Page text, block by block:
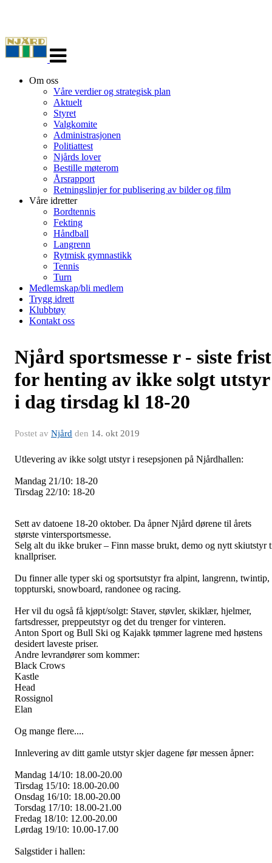
navigasjon
Om oss
Våre verdier og strategisk plan
Aktuelt
Styret
Valgkomite
Administrasjonen
Politiattest
Njårds lover
Bestille møterom
Årsrapport
Retningslinjer for publisering av bilder og film
Våre idretter
Bordtennis
Fekting
Håndball
Langrenn
Rytmisk gymnastikk
Tennis
Turn
Medlemskap/bli medlem
Trygg idrett
Klubbtøy
Kontakt oss
Njård sportsmesse r - siste frist
for henting av ikke solgt utstyr
i dag tirsdag kl 18-20
Postet av Njård den 14. okt 2019
Utlevering av ikke solgt utstyr i resepsjonen på Njårdhallen:
Mandag 21/10: 18-20
Tirsdag 22/10: 18-20
Sett av datoene 18-20 oktober. Da åpner Njård dørene til årets
største vintersportsmesse.
Selg alt du ikke bruker – Finn masse brukt, demo og nytt skiutstyr
knallpriser.
Du finner alle typer ski og sportsutstyr fra alpint, langrenn, twintip,
toppturski, snowboard, randonee og racing.
Her vil du også få kjøpt/solgt: Staver, støvler, skiklær, hjelmer,
fartsdresser, preppeutstyr og det du trenger for vinteren.
Anton Sport og Bull Ski og Kajakk tømmer lagrene med høstens
desidert laveste priser.
Andre levrandører som kommer:
Black Crows
Kastle
Head
Rossignol
Elan
Og mange flere....
Innlevering av ditt gamle utstyr skjer dagene før messen åpner:
Mandag 14/10: 18.00-20.00
Tirsdag 15/10: 18.00-20.00
Onsdag 16/10: 18.00-20.00
Torsdag 17/10: 18.00-21.00
Fredag 18/10: 12.00-20.00
Lørdag 19/10: 10.00-17.00
Salgstider i hallen: